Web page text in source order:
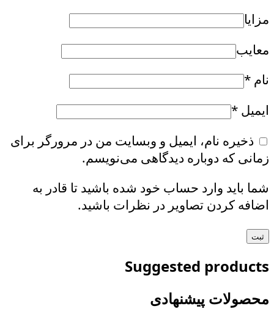
مزایا
معایب
نام *
ایمیل *
ذخیره نام، ایمیل و وبسایت من در مرورگر برای
زمانی که دوباره دیدگاهی می‌نویسم.
شما باید وارد حساب خود شده باشید تا قادر به
اضافه کردن تصاویر در نظرات باشید.
Suggested products
محصولات پیشنهادی